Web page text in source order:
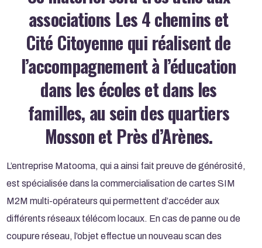
associations Les 4 chemins et
Cité Citoyenne qui réalisent de
l’accompagnement à l’éducation
dans les écoles et dans les
familles, au sein des quartiers
Mosson et Près d’Arènes.
L’entreprise Matooma, qui a ainsi fait preuve de générosité,
est spécialisée dans la commercialisation de cartes SIM
M2M multi-opérateurs qui permettent d’accéder aux
différents réseaux télécom locaux. En cas de panne ou de
coupure réseau, l’objet effectue un nouveau scan des